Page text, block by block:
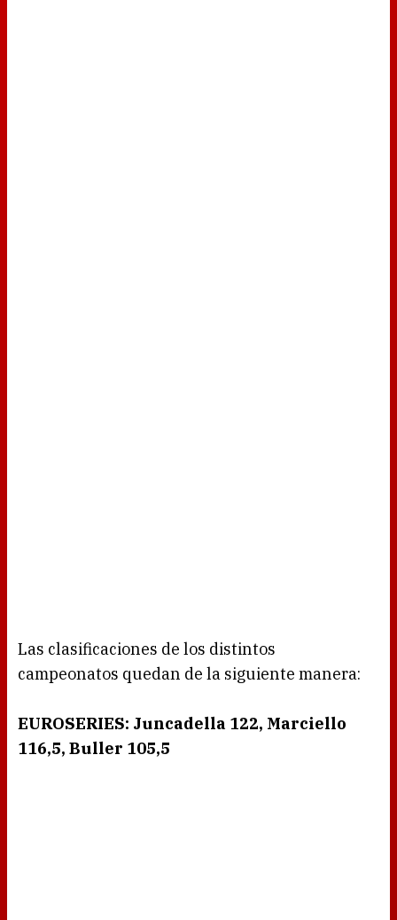
Las clasificaciones de los distintos
campeonatos quedan de la siguiente manera:
EUROSERIES: Juncadella 122, Marciello
116,5, Buller 105,5